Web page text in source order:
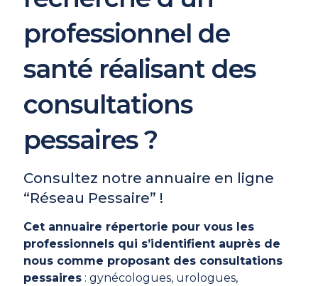
professionnel de
santé réalisant des
consultations
pessaires ?
Consultez notre annuaire en ligne
“Réseau Pessaire” !
Cet annuaire répertorie pour vous les
professionnels qui s’identifient auprès de
nous comme proposant des consultations
pessaires : gynécologues, urologues,